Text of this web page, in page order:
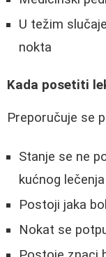
U težim
nokta
Kada posetiti
Preporučuje se
Stanje se ne
kućnog lečenja
Postoji jaka
Nokat se